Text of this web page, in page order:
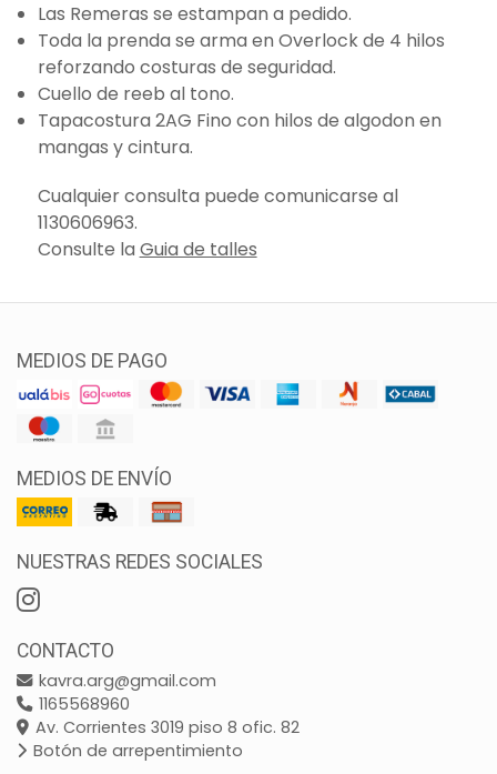
Las Remeras se estampan a pedido.
Toda la prenda se arma en Overlock de 4 hilos
reforzando costuras de seguridad.
Cuello de reeb al tono.
Tapacostura 2AG Fino con hilos de algodon en
mangas y cintura.
Cualquier consulta puede comunicarse al
1130606963.
Consulte la Guia de talles
MEDIOS DE PAGO
MEDIOS DE ENVÍO
NUESTRAS REDES SOCIALES
CONTACTO
kavra.arg@gmail.com
1165568960
Av. Corrientes 3019 piso 8 ofic. 82
Botón de arrepentimiento